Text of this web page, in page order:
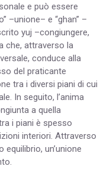
e può essere
–unione– e “ghan” –
yuj –congiungere,
che, attraverso la
conduce alla
del praticante
tra i diversi piani di cui
In seguito, l’anima
a quella
i piani è spesso
interiori. Attraverso
un’unione